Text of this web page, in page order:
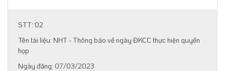
02
NHT - Thông báo về ngày ĐKCC thực hiện quyền
họp
07/03/2023